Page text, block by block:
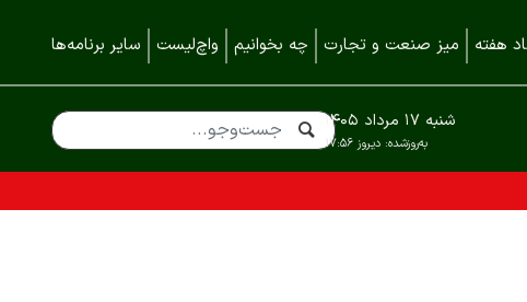
هفته میز صنعت و تجارت چه بخوانیم واچ‌لیست سایر برنامه‌ها
به‌روزشده: دیروز ۱۷:۵۶
شنبه ۱۷ مرداد ۱۴۰۵